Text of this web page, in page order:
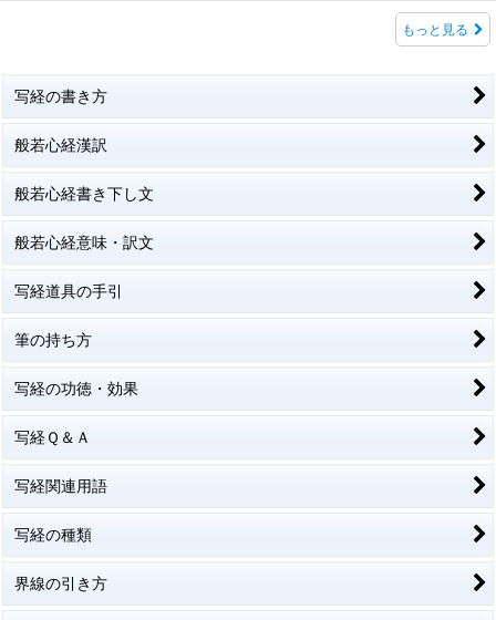
もっと見る
写経の書き方
般若心経漢訳
般若心経書き下し文
般若心経意味・訳文
写経道具の手引
筆の持ち方
写経の功徳・効果
写経Ｑ＆Ａ
写経関連用語
写経の種類
界線の引き方